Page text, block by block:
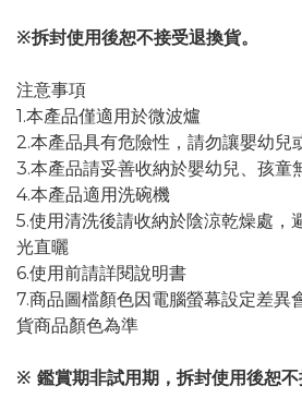
※拆封使用後恕不接受退換貨。
注意事項
1.本產品僅適用於微波爐
2.本產品具有危險性，請勿讓嬰幼兒
3.本產品請妥善收納於嬰幼兒、孩童
4.本產品適用洗碗機
5.使用清洗後請收納於陰涼乾燥處，
光直曬
6.使用前請詳閱說明書
7.商品圖檔顏色因電腦螢幕設定差異
貨商品顏色為準
※ 鑑賞期非試用期，拆封使用後恕